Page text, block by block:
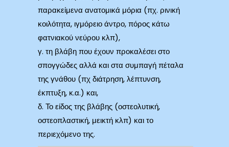
παρακείμενα ανατομικά μόρια (πχ. ρινική
κοιλότητα, ιγμόρειο άντρο, πόρος κάτω
φατνιακού νεύρου κλπ),
γ. τη βλάβη που έχουν προκαλέσει στο
σπογγώδες αλλά και στα συμπαγή πέταλα
της γνάθου (πχ διάτρηση, λέπτυνση,
έκπτυξη, κ.α.) και,
δ. Το είδος της βλάβης (οστεολυτική,
οστεοπλαστική, μεικτή κλπ) και το
περιεχόμενο της.